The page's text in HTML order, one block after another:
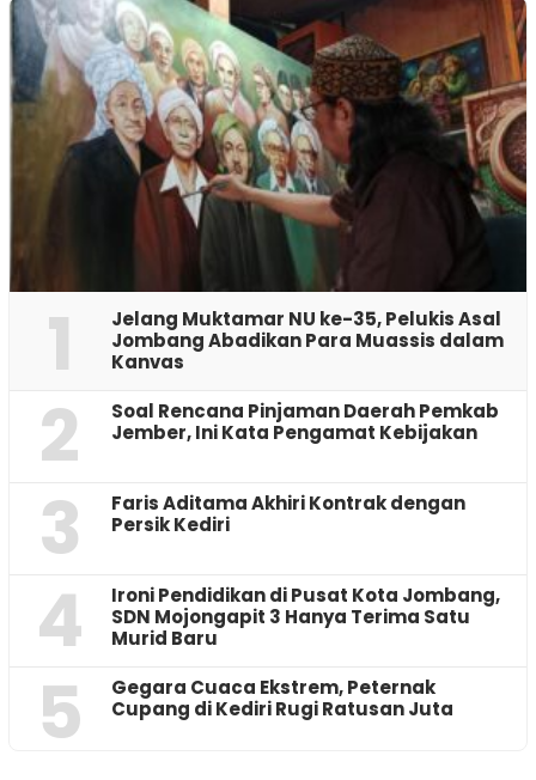
1
Jelang Muktamar NU ke-35, Pelukis Asal
Jombang Abadikan Para Muassis dalam
Kanvas
2
‎Soal Rencana Pinjaman Daerah Pemkab
Jember, Ini Kata Pengamat Kebijakan ‎
3
Faris Aditama Akhiri Kontrak dengan
Persik Kediri
4
Ironi Pendidikan di Pusat Kota Jombang,
SDN Mojongapit 3 Hanya Terima Satu
Murid Baru
5
‎Gegara Cuaca Ekstrem, Peternak
Cupang di Kediri Rugi Ratusan Juta